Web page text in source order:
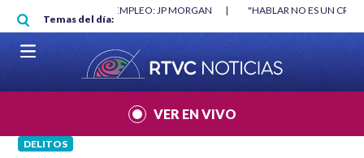
Pasar al contenido principal
Temas del día:
"HABLAR NO ES UN CRIMEN": CARTA DE BETO CORAL |
VER EN VIVO
DELITOS